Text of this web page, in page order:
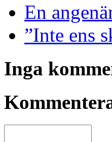
En
”Inte ens
Inga